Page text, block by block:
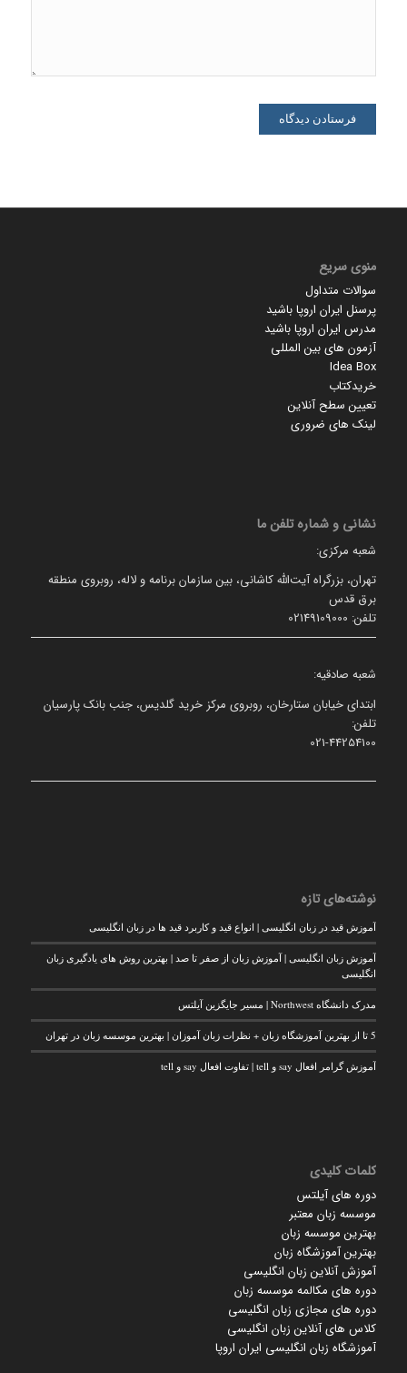
منوی سریع
سوالات متداول
پرسنل ایران اروپا باشید
مدرس ایران اروپا باشید
آزمون های بین المللی
Idea Box
خریدکتاب
تعیین سطح آنلاین
لینک های ضروری
نشانی و شماره تلفن ما
شعبه مرکزی:
تهران، بزرگراه آیت‌الله کاشانی، بین سازمان برنامه و لاله، روبروی منطقه
برق قدس
تلفن: 02149109000
شعبه صادقیه:
ابتدای خیابان ستارخان، روبروی مرکز خرید گلدیس، جنب بانک پارسیان
تلفن:
021-44254100
نوشته‌های تازه
آموزش قید در زبان انگلیسی | انواع قید و کاربرد قید ها در زبان انگلیسی
آموزش زبان انگلیسی | آموزش زبان از صفر تا صد | بهترین روش های یادگیری زبان
انگلیسی
مدرک دانشگاه Northwest | مسیر جایگزین آیلتس
5 تا از بهترین آموزشگاه زبان + نظرات زبان آموزان | بهترین موسسه زبان در تهران
آموزش گرامر افعال say و tell | تفاوت افعال say و tell
کلمات کلیدی
دوره های آیلتس
موسسه زبان معتبر
بهترین موسسه زبان
بهترین آموزشگاه زبان
آموزش آنلاین زبان انگلیسی
دوره های مکالمه موسسه زبان
دوره های مجازی زبان انگلیسی
کلاس های آنلاین زبان انگلیسی
آموزشگاه زبان انگلیسی ایران اروپا